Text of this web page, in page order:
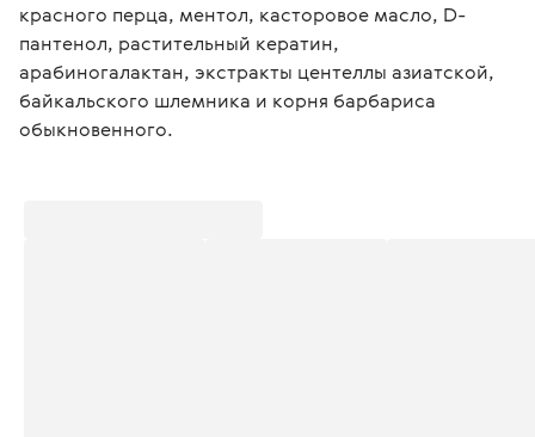
красного перца, ментол, касторовое масло, D-
пантенол, растительный кератин,
арабиногалактан, экстракты центеллы азиатской,
байкальского шлемника и корня барбариса
обыкновенного.